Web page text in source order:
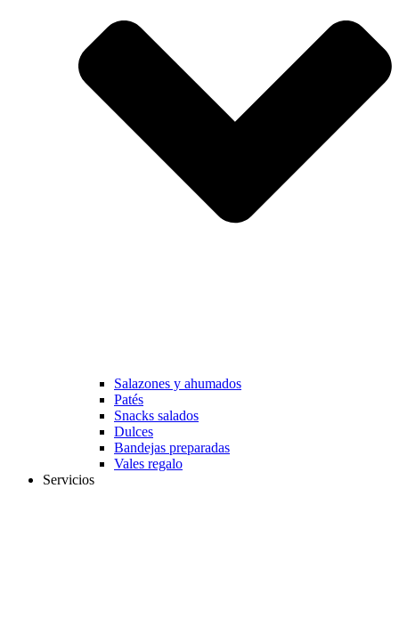
Salazones y ahumados
Patés
Snacks salados
Dulces
Bandejas preparadas
Vales regalo
Servicios